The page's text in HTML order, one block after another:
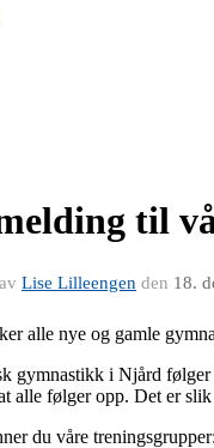
til
Lise Lilleengen den 18.
alle nye og gamle
gymnastikk i Njård følger
alle følger opp. Det er
du våre treningsgrupper: